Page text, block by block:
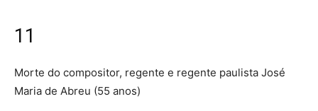
11
Morte do compositor, regente e regente paulista José
Maria de Abreu (55 anos)